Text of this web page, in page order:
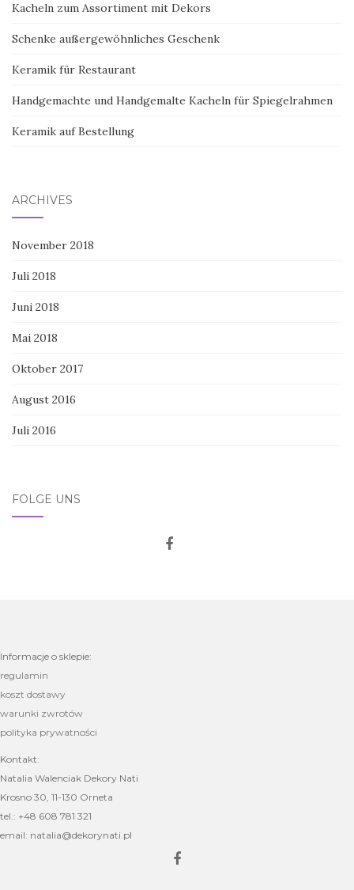
Kacheln zum Assortiment mit Dekors
Schenke außergewöhnliches Geschenk
Keramik für Restaurant
Handgemachte und Handgemalte Kacheln für Spiegelrahmen
Keramik auf Bestellung
ARCHIVES
November 2018
Juli 2018
Juni 2018
Mai 2018
Oktober 2017
August 2016
Juli 2016
FOLGE UNS
Informacje o sklepie:
regulamin
koszt dostawy
warunki zwrotów
polityka prywatności
Kontakt:
Natalia Walenciak Dekory Nati
Krosno 30, 11-130 Orneta
tel.: +48 608 781 321
email: natalia@dekorynati.pl